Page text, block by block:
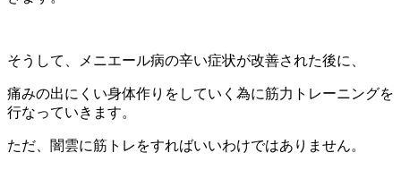
そうして、メニエール病の辛い症状が改善された後に、
痛みの出にくい身体作りをしていく為に筋力トレーニングを
行なっていきます。
ただ、闇雲に筋トレをすればいいわけではありません。